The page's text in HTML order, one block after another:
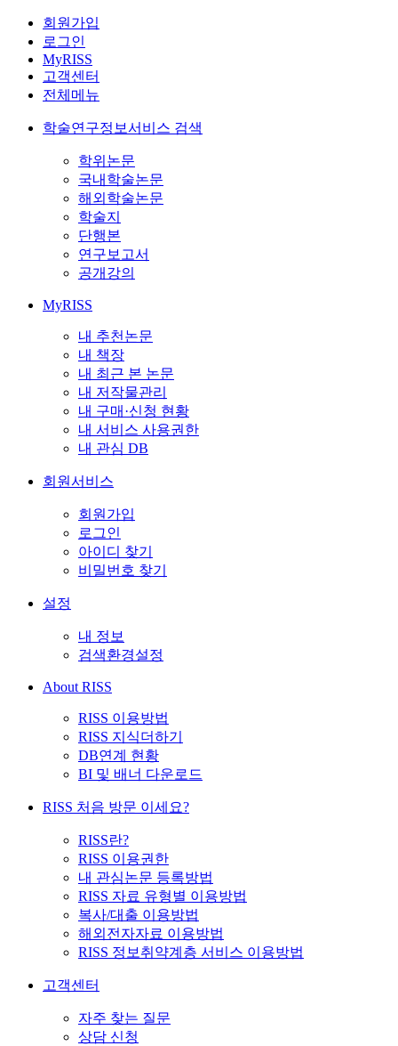
회원가입
로그인
MyRISS
고객센터
전체메뉴
학술연구정보서비스 검색
학위논문
국내학술논문
해외학술논문
학술지
단행본
연구보고서
공개강의
MyRISS
내 추천논문
내 책장
내 최근 본 논문
내 저작물관리
내 구매·신청 현황
내 서비스 사용권한
내 관심 DB
회원서비스
회원가입
로그인
아이디 찾기
비밀번호 찾기
설정
내 정보
검색환경설정
About RISS
RISS 이용방법
RISS 지식더하기
DB연계 현황
BI 및 배너 다운로드
RISS 처음 방문 이세요?
RISS란?
RISS 이용권한
내 관심논문 등록방법
RISS 자료 유형별 이용방법
복사/대출 이용방법
해외전자자료 이용방법
RISS 정보취약계층 서비스 이용방법
고객센터
자주 찾는 질문
상담 신청